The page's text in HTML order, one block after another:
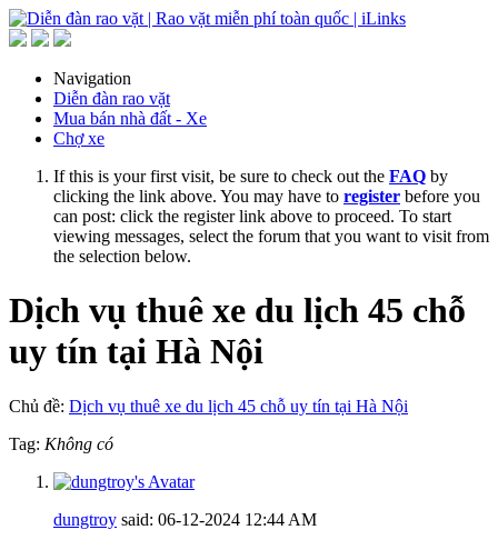
Navigation
Diễn đàn rao vặt
Mua bán nhà đất - Xe
Chợ xe
If this is your first visit, be sure to check out the FAQ by
clicking the link above. You may have to register before you
can post: click the register link above to proceed. To start
viewing messages, select the forum that you want to visit from
the selection below.
Dịch vụ thuê xe du lịch 45 chỗ
uy tín tại Hà Nội
Chủ đề: Dịch vụ thuê xe du lịch 45 chỗ uy tín tại Hà Nội
Tag: Không có
dungtroy said: 06-12-2024 12:44 AM